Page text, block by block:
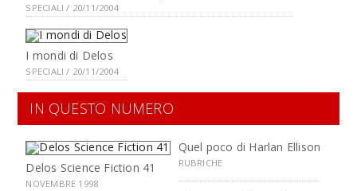
SPECIALI / 20/11/2004
I mondi di Delos
SPECIALI / 20/11/2004
IN QUESTO NUMERO
Delos Science Fiction 41
NOVEMBRE 1998
Quel poco di Harlan Ellison
RUBRICHE